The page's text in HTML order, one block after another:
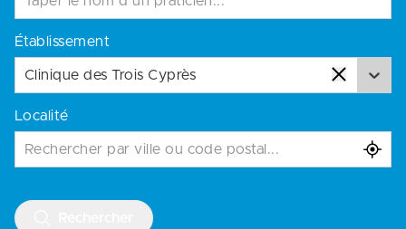
Établissement
Clinique des Trois Cyprès
Localité
Rechercher par ville ou code postal...